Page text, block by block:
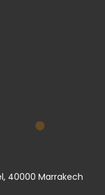
40000 Marrakech